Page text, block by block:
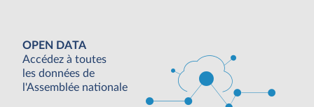
OPEN DATA
Accédez à toutes
les données de
l'Assemblée nationale